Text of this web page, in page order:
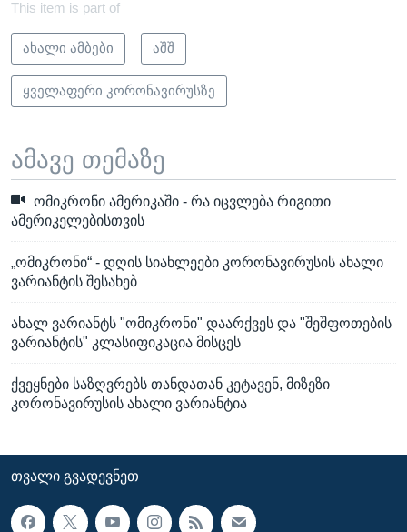
This item is part of
ახალი ამბები აშშ
ყველაფერი კორონავირუსზე
ამავე თემაზე
ომიკრონი ამერიკაში - რა იცვლება რიგითი
ამერიკელებისთვის
„ომიკრონი“ - დღის სიახლეები კორონავირუსის ახალი
ვარიანტის შესახებ
ახალ ვარიანტს "ომიკრონი" დაარქვეს და "შეშფოთების
ვარიანტის" კლასიფიკაცია მისცეს
ქვეყნები საზღვრებს თანდათან კეტავენ, მიზეზი
კორონავირუსის ახალი ვარიანტია
ᲗᲕᲐᲚᲘ ᲒᲕᲐᲓᲔᲕᲜᲔᲗ